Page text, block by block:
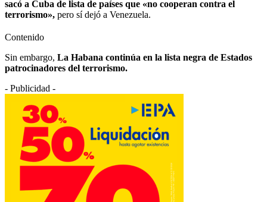
sacó a Cuba de lista de países que «no cooperan contra el
terrorismo», pero sí dejó a Venezuela.
Contenido
Sin embargo, La Habana continúa en la lista negra de Estados
patrocinadores del terrorismo.
- Publicidad -